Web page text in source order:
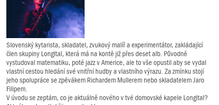
Slovenský kytarista, skladatel, zvukový malíř a experimentátor, zakládající
člen skupiny Longital, která má na kontě již přes deset alb. Původně
vystudoval matematiku, poté jazz v Americe, ale to vše opustil aby se vydal
vlastní cestou hledání své vnitřní hudby a vlastního výrazu. Za zmínku stojí
jeho spolupráce se zpěvákem Richardem Mullerem nebo skladatelem Jaro
Filipem.
V úvodu se zeptám, co je aktuálně nového v tvé domovské kapele Longital?